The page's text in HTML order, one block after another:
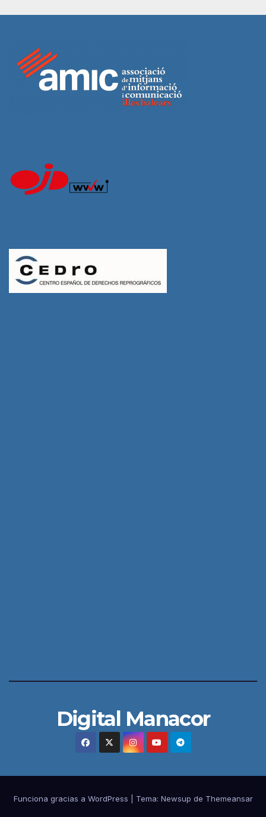
Digital Manacor
Funciona gracias a WordPress Tema: Newsup de Themeansar